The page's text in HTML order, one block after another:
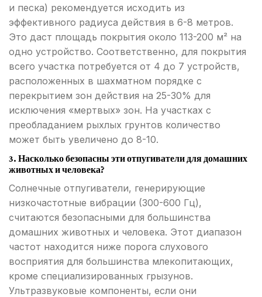
и песка) рекомендуется исходить из
эффективного радиуса действия в 6-8 метров.
Это даст площадь покрытия около 113-200 м² на
одно устройство. Соответственно, для покрытия
всего участка потребуется от 4 до 7 устройств,
расположенных в шахматном порядке с
перекрытием зон действия на 25-30% для
исключения «мертвых» зон. На участках с
преобладанием рыхлых грунтов количество
может быть увеличено до 8-10.
3. Насколько безопасны эти отпугиватели для домашних
животных и человека?
Солнечные отпугиватели, генерирующие
низкочастотные вибрации (300-600 Гц),
считаются безопасными для большинства
домашних животных и человека. Этот диапазон
частот находится ниже порога слухового
восприятия для большинства млекопитающих,
кроме специализированных грызунов.
Ультразвуковые компоненты, если они